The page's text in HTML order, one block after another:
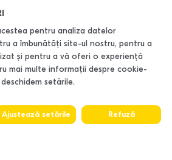
pentru analiza datelor
a îmbunătăți site-ul nostru, pentru a
și pentru a vă oferi o experiență
mai multe informații despre cookie-
setările.
Ajustează setările Refuză